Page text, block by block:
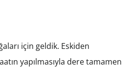
için geldik. Eskiden
yapılmasıyla dere tamamen